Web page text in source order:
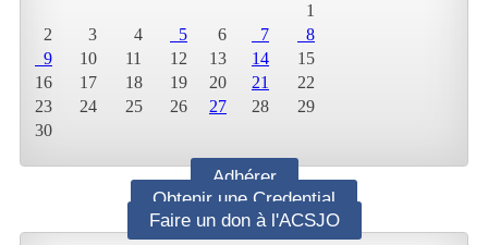
1
2
3 4 5 6 7
8
9
10 11 12 13 14
15
16
17 18 19 20 21
22
23
24 25 26 27 28
29
30
Adhérer
Obtenir une Credential
Faire un don à l'ACSJO